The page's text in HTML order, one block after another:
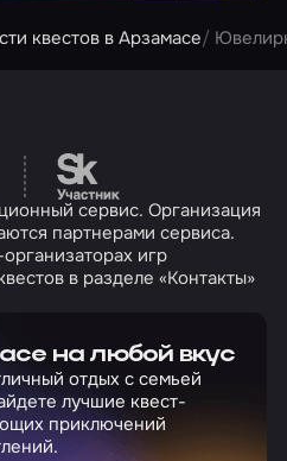
квестов в Арзамасе
Перейти на сайт
сервис. Организация
партнерами сервиса.
игр
в разделе «Контакты»
на любой вкус
отдых с семьей
лучшие квест-
приключений